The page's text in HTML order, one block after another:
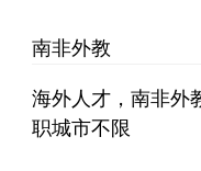
南非外教
海外人才，南非外
职城市不限